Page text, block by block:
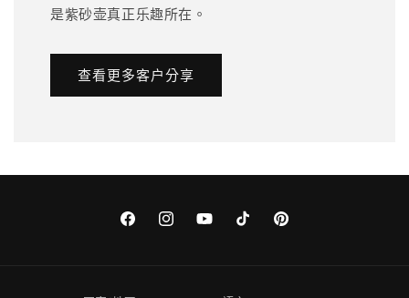
是紫砂壶真正乐趣所在。
查看更多客户分享
FacebookInstagramYouTubeTikTok Pinterest